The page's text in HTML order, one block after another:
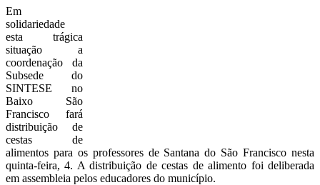
Em
solidariedade
esta trágica
situação a
coordenação da
Subsede do
SINTESE no
Baixo São
Francisco fará
distribuição de
cestas de
alimentos para os professores de Santana do São Francisco nesta
quinta-feira, 4. A distribuição de cestas de alimento foi deliberada
em assembleia pelos educadores do município.